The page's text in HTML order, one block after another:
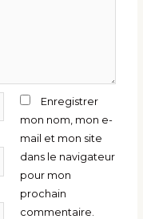
Enregistrer
mon nom, mon e-
mail et mon site
dans le navigateur
pour mon
prochain
commentaire.